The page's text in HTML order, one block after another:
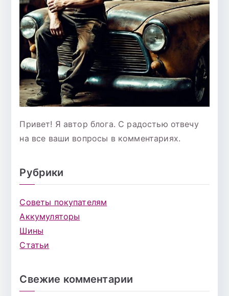
Привет! Я автор блога. С радостью отвечу
на все ваши вопросы в комментариях.
Рубрики
Советы покупателям
Аккумуляторы
Шины
Статьи
Свежие комментарии